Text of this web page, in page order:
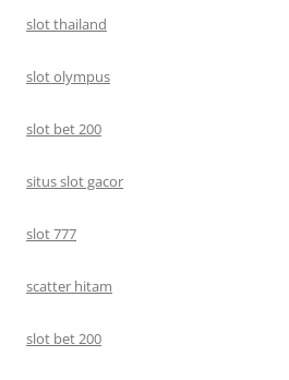
slot thailand
slot olympus
slot bet 200
situs slot gacor
slot 777
scatter hitam
slot bet 200